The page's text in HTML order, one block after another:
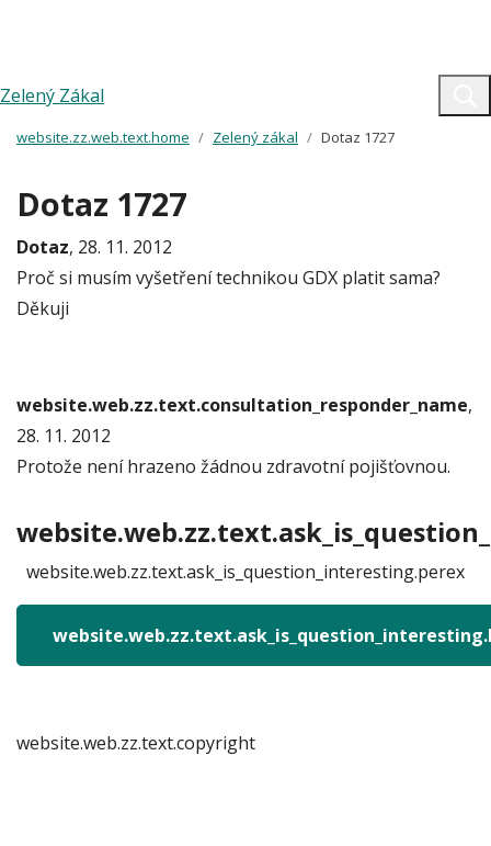
Zelený Zákal
website.zz.web.text.home Zelený zákal Dotaz 1727
Dotaz 1727
Dotaz, 28. 11. 2012
Proč si musím vyšetření technikou GDX platit sama?
Děkuji
website.web.zz.text.consultation_responder_name,
28. 11. 2012
Protože není hrazeno žádnou zdravotní pojišťovnou.
website.web.zz.text.ask_is_question_interesting.perex
website.web.zz.text.copyright